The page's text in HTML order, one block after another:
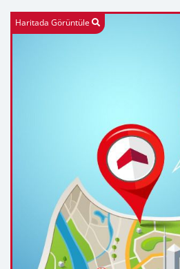
Haritada Görüntüle